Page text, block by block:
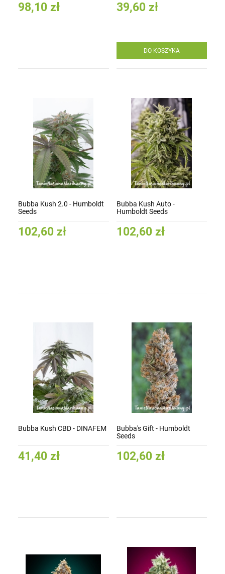
98,10 zł 39,60 zł
DO KOSZYKA
Bubba Kush 2.0 - Humboldt
Seeds
102,60 zł
Bubba Kush Auto -
Humboldt Seeds
102,60 zł
Bubba Kush CBD - DINAFEM
41,40 zł
Bubba's Gift - Humboldt
Seeds
102,60 zł